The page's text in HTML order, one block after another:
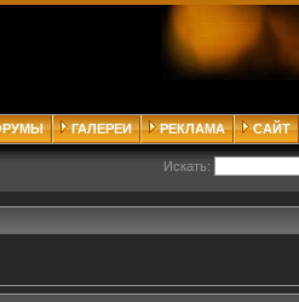
ГАЛЕРЕИ РЕКЛАМА САЙТ
Искать: